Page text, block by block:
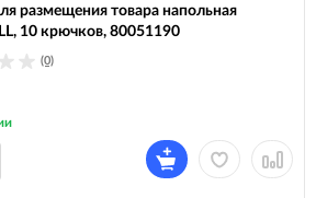
размещения товара напольная
10 крючков, 80051190
(0)